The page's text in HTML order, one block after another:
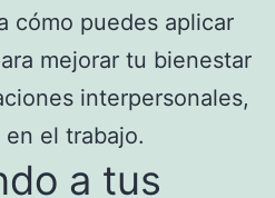
cómo puedes aplicar
mejorar tu bienestar
interpersonales,
el trabajo.
a tus